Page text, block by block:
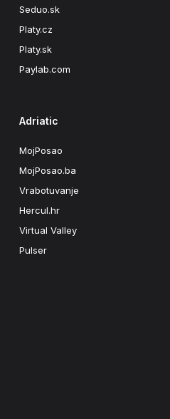
Seduo.sk
Platy.cz
Platy.sk
Paylab.com
Adriatic
MojPosao
MojPosao.ba
Vrabotuvanje
Hercul.hr
Virtual Valley
Pulser